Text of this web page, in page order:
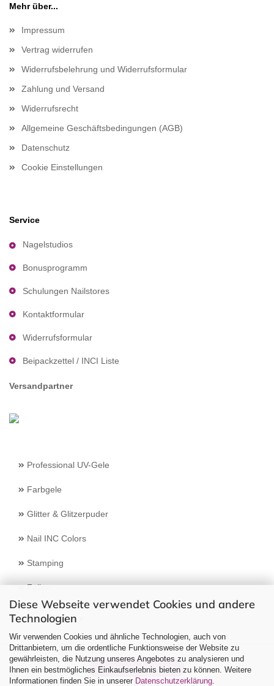
Diese Webseite verwendet Cookies und andere
Technologien
Wir verwenden Cookies und ähnliche Technologien, auch von
Drittanbietern, um die ordentliche Funktionsweise der Website zu
gewährleisten, die Nutzung unseres Angebotes zu analysieren und
Ihnen ein bestmögliches Einkaufserlebnis bieten zu können. Weitere
Informationen finden Sie in unserer Datenschutzerklärung
Mehr über...
Impressum
Vertrag widerrufen
Widerrufsbelehrung und Widerrufsformular
Zahlung und Versand
Widerrufsrecht
Allgemeine Geschäftsbedingungen (AGB)
Datenschutz
Cookie Einstellungen
Service
Nagelstudios
Bonusprogramm
Schulungen Nailstores
Kontaktformular
Widerrufsformular
Beipackzettel / INCI Liste
Versandpartner
Professional UV-Gele
Farbgele
Glitter & Glitzerpuder
Nail INC Colors
Stamping
Feilen
Select Language
Vertrag widerrufen